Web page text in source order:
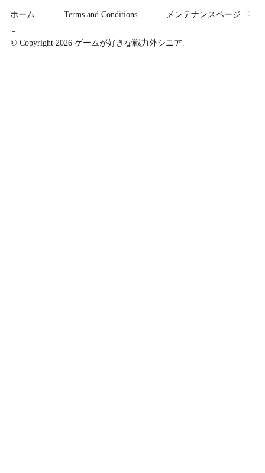
ホーム Terms and Conditions メンテナンスページ
© Copyright 2026 ゲームが好きな戦力外シニア